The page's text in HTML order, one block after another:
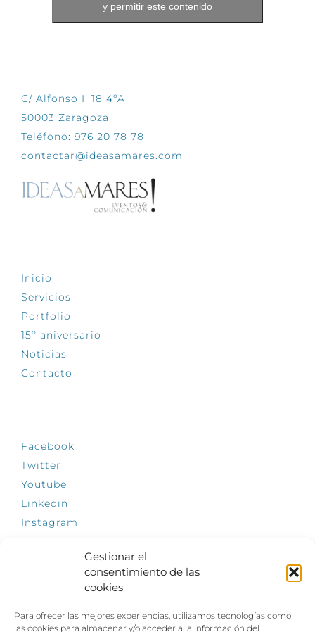
Gestionar el
consentimiento de las
cookies
Para ofrecer las mejores experiencias, utilizamos tecnologías como
las cookies para almacenar y/o acceder a la información del
y permitir este contenido
C/ Alfonso I, 18 4ºA
50003 Zaragoza
Teléfono: 976 20 78 78
contactar@ideasamares.com
Inicio
Servicios
Portfolio
15º aniversario
Noticias
Contacto
Facebook
Twitter
Youtube
Linkedin
Instagram
El empleo, la gran llave para una vida